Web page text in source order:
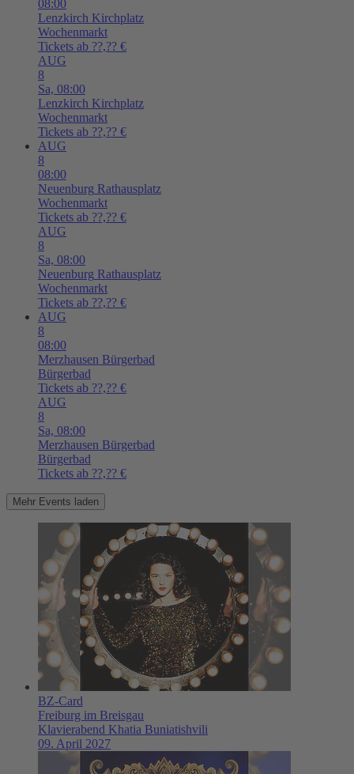
08:00
Lenzkirch Kirchplatz
Wochenmarkt
Tickets ab ??,?? €
AUG
8
Sa, 08:00
Lenzkirch Kirchplatz
Wochenmarkt
Tickets ab ??,?? €
AUG
8
08:00
Neuenburg Rathausplatz
Wochenmarkt
Tickets ab ??,?? €
AUG
8
Sa, 08:00
Neuenburg Rathausplatz
Wochenmarkt
Tickets ab ??,?? €
AUG
8
08:00
Merzhausen Bürgerbad
Bürgerbad
Tickets ab ??,?? €
AUG
8
Sa, 08:00
Merzhausen Bürgerbad
Bürgerbad
Tickets ab ??,?? €
Mehr Events laden
BZ-Card
Freiburg im Breisgau
Klavierabend Khatia Buniatishvili
09. April 2027